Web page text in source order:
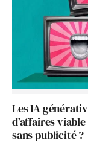
Les IA
d’affaires
sans publicité ?